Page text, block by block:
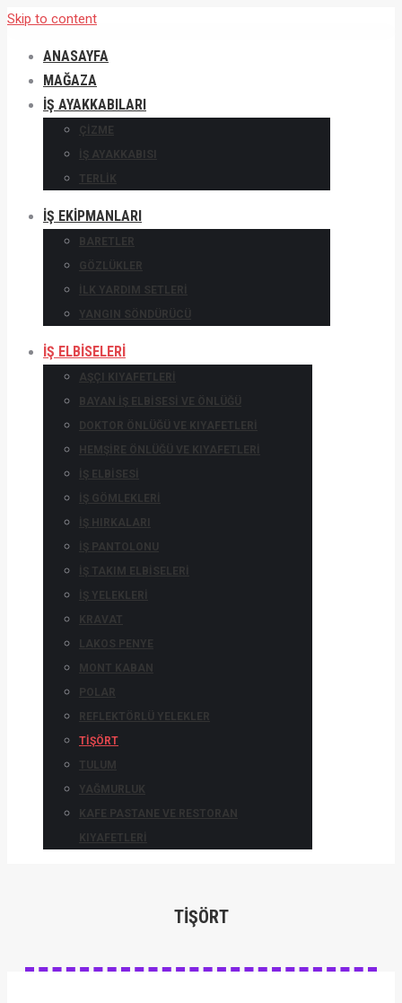
Skip to content
ANASAYFA
MAĞAZA
İŞ AYAKKABILARI
ÇIZME
IŞ AYAKKABISI
TERLIK
İŞ EKIPMANLARI
BARETLER
GÖZLÜKLER
İLK YARDIM SETLERI
YANGIN SÖNDÜRÜCÜ
İŞ ELBISELERI
AŞÇI KIYAFETLERI
BAYAN İŞ ELBISESI VE ÖNLÜĞÜ
DOKTOR ÖNLÜĞÜ VE KIYAFETLERI
HEMŞIRE ÖNLÜĞÜ VE KIYAFETLERI
İŞ ELBISESI
İŞ GÖMLEKLERI
İŞ HIRKALARI
İŞ PANTOLONU
İŞ TAKIM ELBISELERI
İŞ YELEKLERI
KRAVAT
LAKOS PENYE
MONT KABAN
POLAR
REFLEKTÖRLÜ YELEKLER
TIŞÖRT
TULUM
YAĞMURLUK
KAFE PASTANE VE RESTORAN
KIYAFETLERI
TIŞÖRT